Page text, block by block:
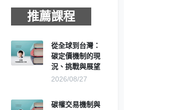
推薦課程
從全球到台灣：
碳定價機制的現
況、挑戰與展望
2026/08/27
碳權交易機制與